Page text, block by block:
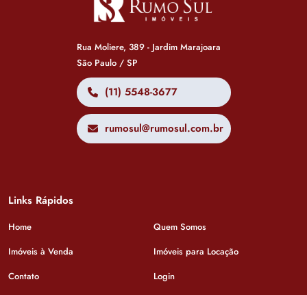
Rua Moliere, 389 - Jardim Marajoara
São Paulo / SP
(11) 5548-3677
rumosul@rumosul.com.br
Links Rápidos
Home
Quem Somos
Imóveis à Venda
Imóveis para Locação
Contato
Login